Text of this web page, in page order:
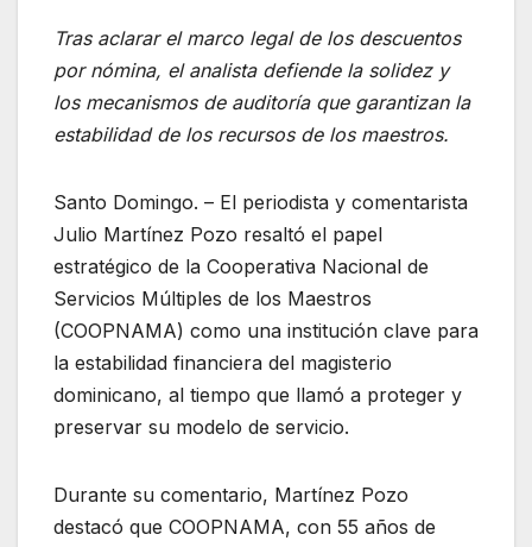
Tras aclarar el marco legal de los descuentos
por nómina, el analista defiende la solidez y
los mecanismos de auditoría que garantizan la
estabilidad de los recursos de los maestros.
Santo Domingo. – El periodista y comentarista
Julio Martínez Pozo resaltó el papel
estratégico de la Cooperativa Nacional de
Servicios Múltiples de los Maestros
(COOPNAMA) como una institución clave para
la estabilidad financiera del magisterio
dominicano, al tiempo que llamó a proteger y
preservar su modelo de servicio.
Durante su comentario, Martínez Pozo
destacó que COOPNAMA, con 55 años de